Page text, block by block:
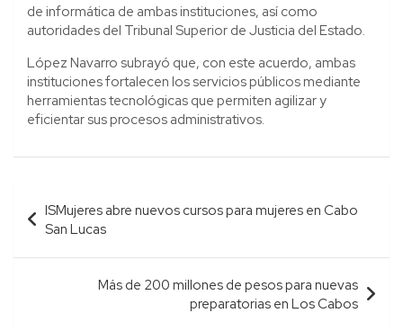
de informática de ambas instituciones, así como
autoridades del Tribunal Superior de Justicia del Estado.
López Navarro subrayó que, con este acuerdo, ambas
instituciones fortalecen los servicios públicos mediante
herramientas tecnológicas que permiten agilizar y
eficientar sus procesos administrativos.
Navegación
de
entradas
ISMujeres abre nuevos cursos para mujeres en Cabo
San Lucas
Más de 200 millones de pesos para nuevas
preparatorias en Los Cabos